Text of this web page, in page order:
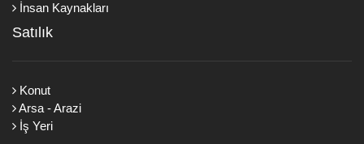
İnsan Kaynakları
Satılık
Konut
Arsa - Arazi
İş Yeri